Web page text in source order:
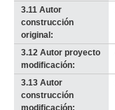
3.11 Autor
construcción
original:
3.12 Autor proyecto
modificación:
3.13 Autor
construcción